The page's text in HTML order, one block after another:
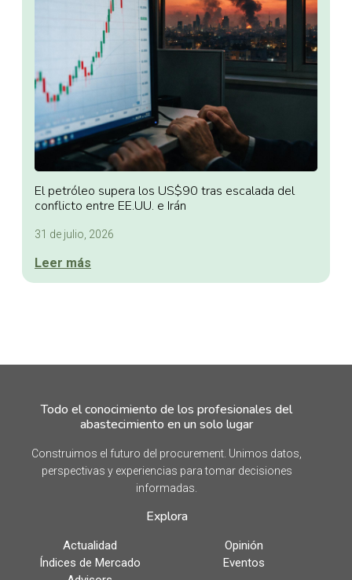
El petróleo supera los US$90 tras escalada del
conflicto entre EE.UU. e Irán
31 de julio, 2026
Leer más
Todo el conocimiento de los profesionales del
abastecimiento en un solo lugar
Construimos el futuro del procurement. Unimos datos,
perspectivas y experiencias para tomar decisiones
informadas.
Explora
Actualidad
Opinión
Índices de Mercado
Eventos